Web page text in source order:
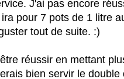
J'ai pas encore
pour 7 pots de 1 litre
tout de suite. :)
réussir en mettant
bien servir le